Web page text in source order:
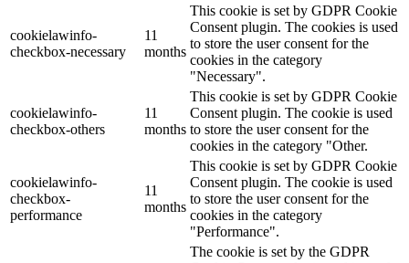
cookielawinfo-
checkbox-necessary
11
months
This cookie is set by GDPR Cookie
Consent plugin. The cookies is used
to store the user consent for the
cookies in the category
"Necessary".
cookielawinfo-
checkbox-others
11
months
This cookie is set by GDPR Cookie
Consent plugin. The cookie is used
to store the user consent for the
cookies in the category "Other.
cookielawinfo-
checkbox-
performance
11
months
This cookie is set by GDPR Cookie
Consent plugin. The cookie is used
to store the user consent for the
cookies in the category
"Performance".
The cookie is set by the GDPR